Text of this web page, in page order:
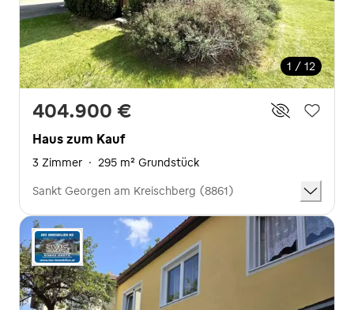
1 / 12
404.900 €
Haus zum Kauf
3 Zimmer · 295 m² Grundstück
Sankt Georgen am Kreischberg (8861)